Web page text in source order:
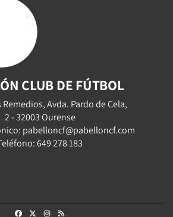
CLUB DE FÚTBOL
Avda. Pardo de Cela,
2 - 32003 Ourense
pabelloncf@pabelloncf.com
649 278 183
FacebookInstagram